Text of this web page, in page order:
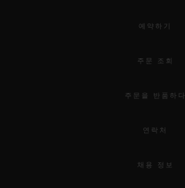
예약하기
주문 조회
주문을 반품하다
연락처
채용 정보